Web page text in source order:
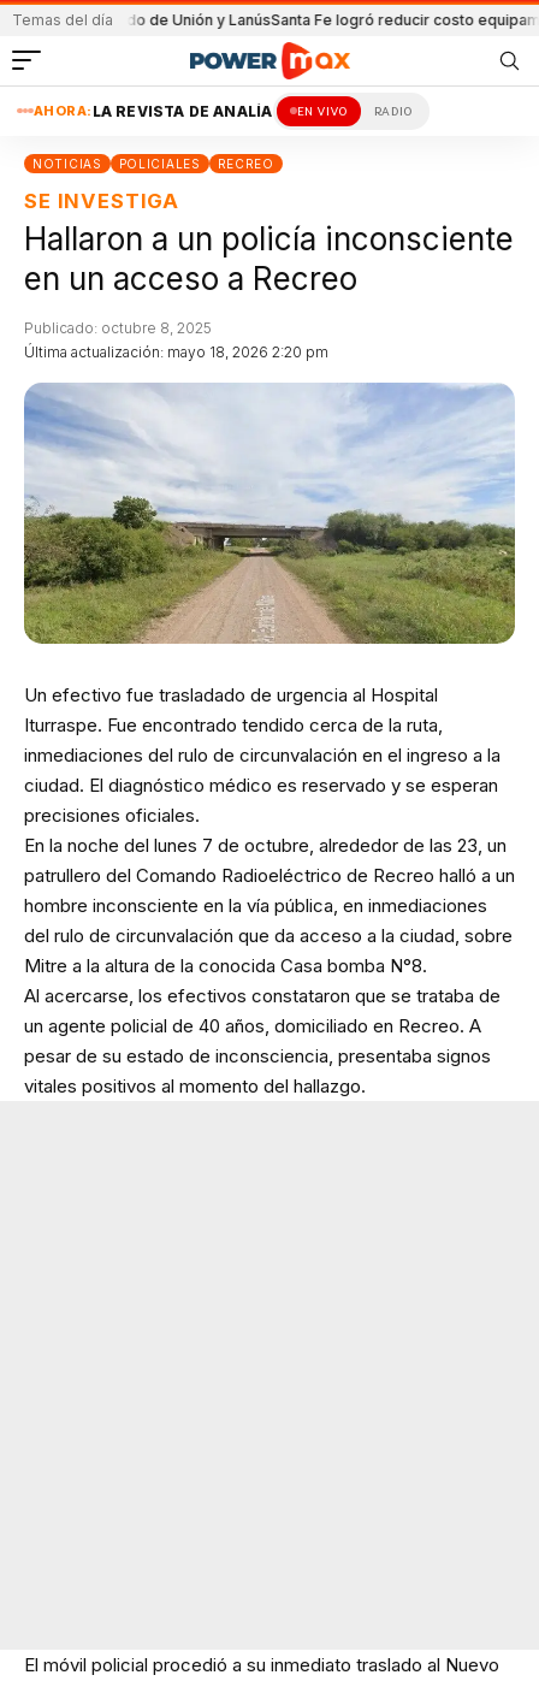
Temas del día
el partido de Unión y LanúsSanta Fe logró reducir costo equipamiento
AHORA: LA REVISTA DE ANALÍA EN VIVO RADIO
NOTICIAS POLICIALES RECREO
SE INVESTIGA
Hallaron a un policía inconsciente
en un acceso a Recreo
Última actualización: mayo 18, 2026 2:20 pm
Publicado: octubre 8, 2025
Un efectivo fue trasladado de urgencia al Hospital
Iturraspe. Fue encontrado tendido cerca de la ruta,
inmediaciones del rulo de circunvalación en el ingreso a la
ciudad. El diagnóstico médico es reservado y se esperan
precisiones oficiales.
En la noche del lunes 7 de octubre, alrededor de las 23, un
patrullero del Comando Radioeléctrico de Recreo halló a un
hombre inconsciente en la vía pública, en inmediaciones
del rulo de circunvalación que da acceso a la ciudad, sobre
Mitre a la altura de la conocida Casa bomba N°8.
Al acercarse, los efectivos constataron que se trataba de
un agente policial de 40 años, domiciliado en Recreo. A
pesar de su estado de inconsciencia, presentaba signos
vitales positivos al momento del hallazgo.
El móvil policial procedió a su inmediato traslado al Nuevo